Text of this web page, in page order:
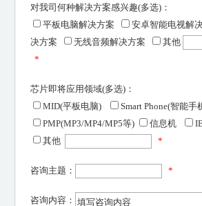
对我司何种解决方案感兴趣(多选) ：
平板电脑解决方案
安卓智能电视解
决方案
无线音频解决方案
其他
*
芯片即将应用领域(多选)：
MID(平板电脑)
Smart Phone(智能手
PMP(MP3/MP4/MP5等)
信息机
其他
*
咨询主题： *
咨询内容：